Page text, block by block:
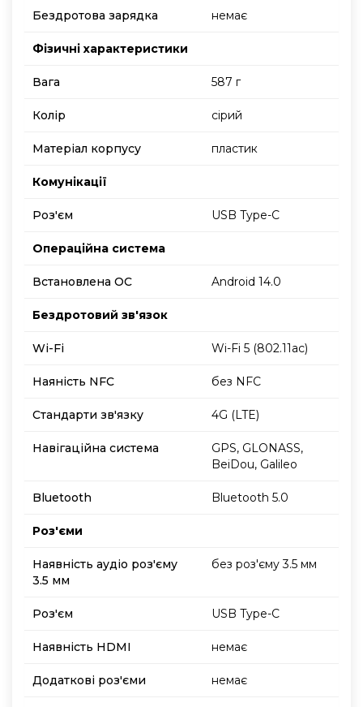
Бездротова зарядка немає
Фізичні характеристики
Вага 587 г
Колір сірий
Матеріал корпусу пластик
Комунікації
Роз'єм USB Type-C
Операційна система
Встановлена ОС Android 14.0
Бездротовий зв'язок
Wi-Fi Wi-Fi 5 (802.11ac)
Наяність NFC без NFC
Стандарти зв'язку 4G (LTE)
Навігаційна система
GPS, GLONASS,
BeiDou, Galileo
Bluetooth Bluetooth 5.0
Роз'єми
Наявність аудіо роз'єму
3.5 мм
без роз'єму 3.5 мм
Роз'єм USB Type-C
Наявність HDMI немає
Додаткові роз'єми немає